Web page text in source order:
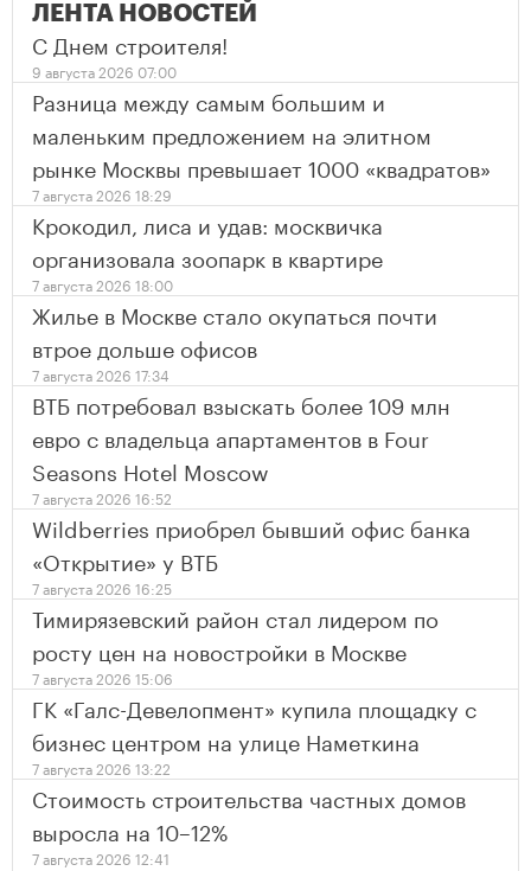
ЛЕНТА НОВОСТЕЙ
С Днем строителя!
9 августа 2026 07:00
Разница между самым большим и
маленьким предложением на элитном
рынке Москвы превышает 1000 «квадратов»
7 августа 2026 18:29
Крокодил, лиса и удав: москвичка
организовала зоопарк в квартире
7 августа 2026 18:00
Жилье в Москве стало окупаться почти
втрое дольше офисов
7 августа 2026 17:34
ВТБ потребовал взыскать более 109 млн
евро с владельца апартаментов в Four
Seasons Hotel Moscow
7 августа 2026 16:52
Wildberries приобрел бывший офис банка
«Открытие» у ВТБ
7 августа 2026 16:25
Тимирязевский район стал лидером по
росту цен на новостройки в Москве
7 августа 2026 15:06
ГК «Галс-Девелопмент» купила площадку с
бизнес центром на улице Наметкина
7 августа 2026 13:22
Стоимость строительства частных домов
выросла на 10–12%
7 августа 2026 12:41